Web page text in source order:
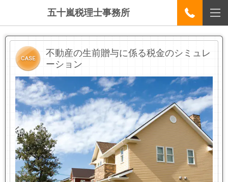
五十嵐税理士事務所
不動産の生前贈与に係る税金のシミュレ
ーション